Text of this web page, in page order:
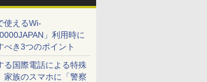
使えるWi-
」利用時に
べき3つのポイント
る国際電話による特殊
家族のスマホに「警察